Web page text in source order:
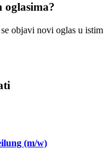
oglasima?
objavi novi oglas u istim
(m/w)